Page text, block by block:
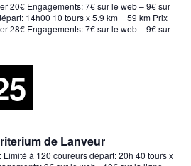
20€ Engagements: 7€ sur le web – 9€ sur
14h00 10 tours x 5.9 km = 59 km Prix
28€ Engagements: 7€ sur le web – 9€ sur
de Lanveur
Limité à 120 coureurs départ: 20h 40 tours x